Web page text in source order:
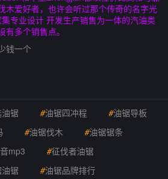
木爱好者，也许会听过那个传奇的名字光
专业设计 开发生产销售为一体的汽油类
多个销售点。
钱一个
锯 #油锯四冲程 #油锯导板
#油锯伐木 #油锯锯条
mp3 #征伐者油锯
锯 #油锯品牌排行